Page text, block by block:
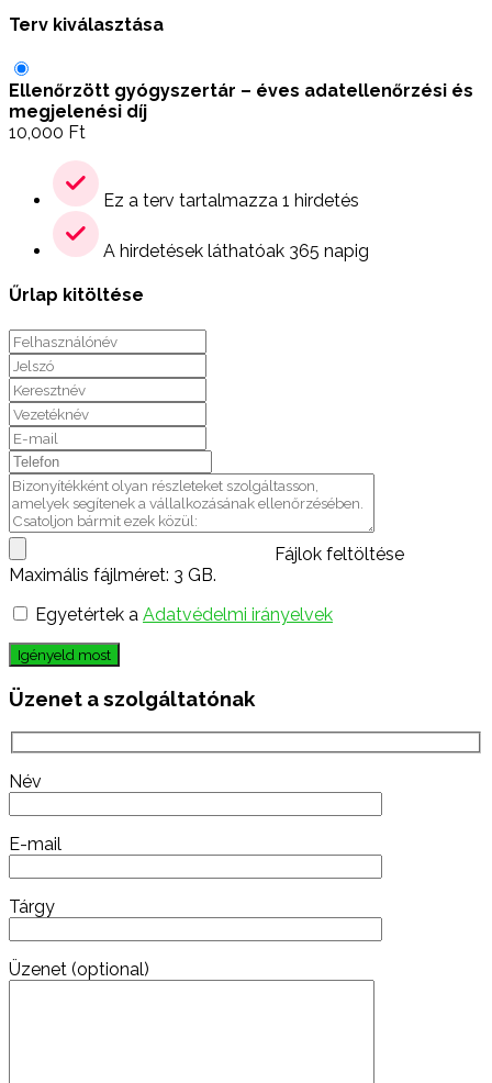
Terv kiválasztása
Ellenőrzött gyógyszertár – éves adatellenőrzési és
megjelenési díj
10,000 Ft
Ez a terv tartalmazza 1 hirdetés
A hirdetések láthatóak 365 napig
Űrlap kitöltése
Fájlok feltöltése
Maximális fájlméret: 3 GB.
Egyetértek a Adatvédelmi irányelvek
Igényeld most
Üzenet a szolgáltatónak
Név
E-mail
Tárgy
Üzenet (optional)